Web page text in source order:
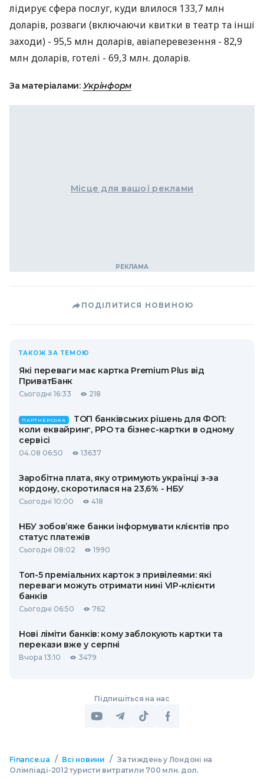
лідирує сфера послуг, куди влилося 133,7 млн
доларів, розваги (включаючи квитки в театр та інші
заходи) - 95,5 млн доларів, авіаперевезення - 82,9
млн доларів, готелі - 69,3 млн. доларів.
За матеріалами: Укрінформ
Місце для вашої реклами
ПОДІЛИТИСЯ НОВИНОЮ
ТАКОЖ ЗА ТЕМОЮ
Які переваги має картка Premium Plus від
ПриватБанк
Сьогодні 16:33 218
ПАРТНЕРСЬКА
ТОП банківських рішень для ФОП:
коли еквайринг, РРО та бізнес-картки в одному
сервісі
04.08 06:50 13637
Заробітна плата, яку отримують українці з-за
кордону, скоротилася на 23,6% - НБУ
Сьогодні 10:00 418
НБУ зобов’яже банки інформувати клієнтів про
статус платежів
Сьогодні 08:02 1990
Топ-5 преміальних карток з привілеями: які
переваги можуть отримати нині VIP-клієнти
банків
Сьогодні 06:50 762
Нові ліміти банків: кому заблокують картки та
перекази вже у серпні
Вчора 13:10 3479
Підпишіться на нас
Finance.ua / Всі новини / За тиждень у Лондоні на
Олімпіаді-2012 туристи витратили 700 млн. дол.